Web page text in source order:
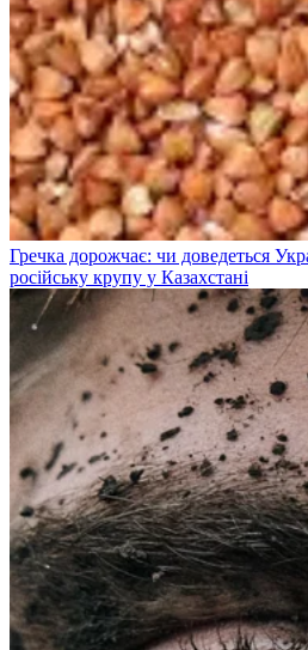
Гречка дорожчає: чи доведеться
російську крупу у Казахстані